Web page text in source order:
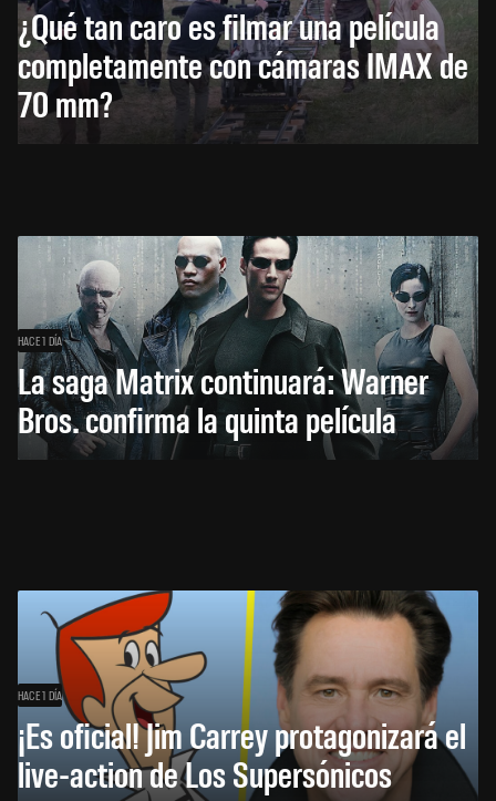
¿Qué tan caro es filmar una película
completamente con cámaras IMAX de
70 mm?
HACE 1 DÍA
La saga Matrix continuará: Warner
Bros. confirma la quinta película
HACE 1 DÍA
¡Es oficial! Jim Carrey protagonizará el
live-action de Los Supersónicos